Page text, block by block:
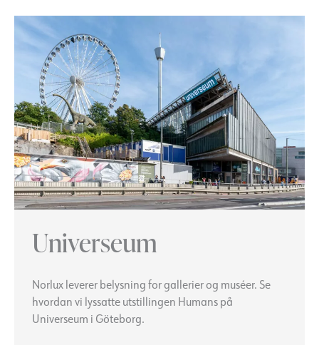
Universeum
Norlux leverer belysning for gallerier og muséer. Se
hvordan vi lyssatte utstillingen Humans på
Universeum i Göteborg.